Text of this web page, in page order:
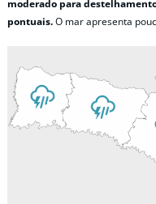
moderado para
pontuais.O mar apresenta